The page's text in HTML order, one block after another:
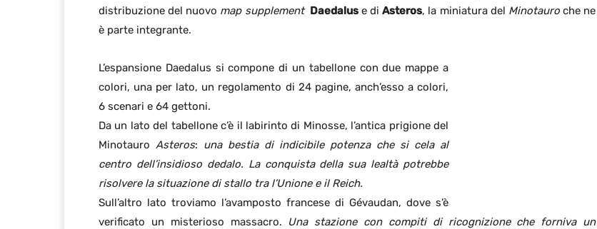
distribuzione del nuovo map supplement Daedaluse diAsteros, la miniatura del Minotauroche ne
è parte integrante.
L’espansione Daedalus si compone di un tabellone con due mappe a
colori, una per lato, un regolamento di 24 pagine, anch’esso a colori,
6 scenari e 64 gettoni.
Da un lato del tabellone c’è il labirinto di Minosse, l’antica prigione del
Minotauro Asteros: una bestia di indicibile potenza che si cela al
centro dell’insidioso dedalo. La conquista della sua lealtà potrebbe
risolvere la situazione di stallo tra l’Unione e il Reich.
Sull’altro lato troviamo l’avamposto francese di Gévaudan, dove s’è
verificato un misterioso massacro. Una stazione con compiti di ricognizione che forniva un